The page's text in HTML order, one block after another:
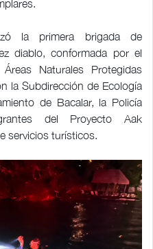
la primera brigada de
diablo, conformada por el
Naturales Protegidas
la Subdirección de Ecología
de Bacalar, la Policía
del Proyecto Aak
servicios turísticos.